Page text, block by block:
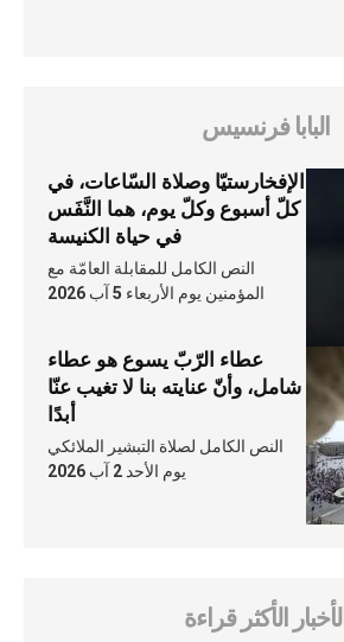
البابا فرنسيس
الإفخارستيّا وصلاة السّاعات، في
كلّ أسبوع وكلّ يوم، هما النَّفَس
في حياة الكنيسة
النص الكامل للمقابلة العامّة مع
المؤمنين يوم الأربعاء 5 آب 2026
عطاء الرّبّ يسوع هو عطاء
شامل، وأنّ عنايته بنا لا تغيب عنّا
أبدًا
النص الكامل لصلاة التبشير الملائكي
يوم الأحد 2 آب 2026
الأخبار الأكثر قراءة